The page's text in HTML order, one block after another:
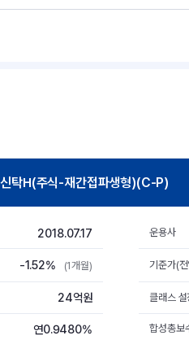
탁H(주식-재간접파생형)(C-P)
2018.07.17 운용사
-1.52% (1개월) 기준가(
24억원 클래스
연0.9480% 합성총보